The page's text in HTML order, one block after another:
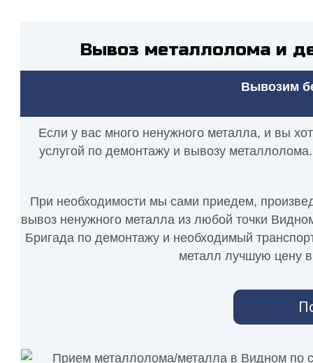
Вывоз металлолома и
Вывозим
Если у вас много ненужного металла, и вы
услугой по демонтажу и вывозу
При необходимости мы сами приедем,
вывоз ненужного металла из любой точки
Бригада по демонтажу и необходимый
металл лучшую цену